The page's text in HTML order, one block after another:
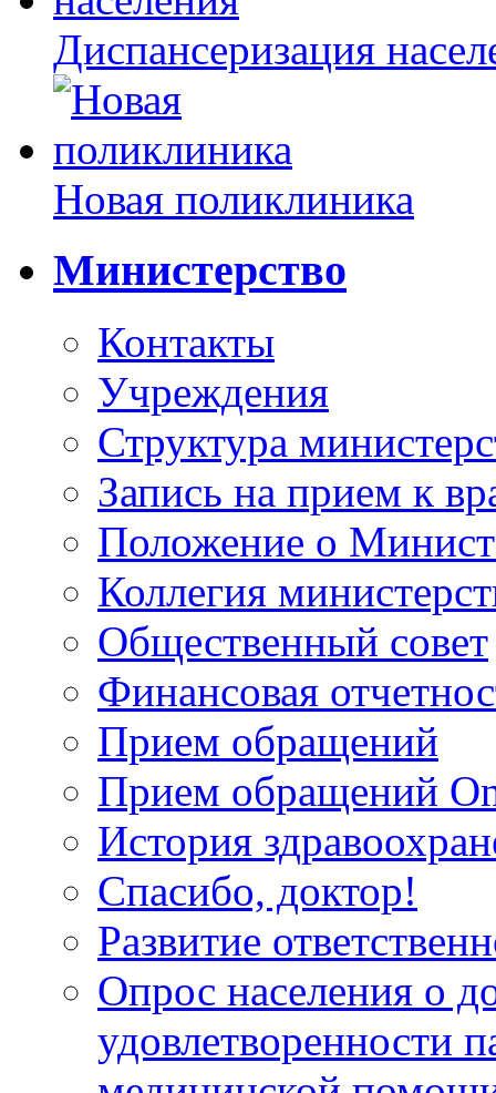
Диспансеризация
Новая поликлиника
Министерство
Контакты
Учреждения
Структура
Запись на прием к
Положение о
Коллегия
Общественный совет
Финансовая
Прием обращений
Прием обращений
История
Спасибо, доктор!
Развитие
Опрос населения о
удовлетворенности